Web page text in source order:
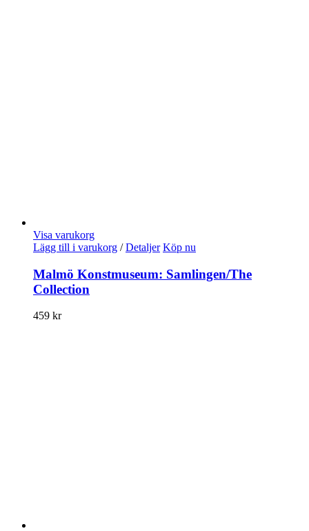
Visa varukorg
Lägg till i varukorg / Detaljer Köp nu
Malmö Konstmuseum: Samlingen/The
Collection
459 kr